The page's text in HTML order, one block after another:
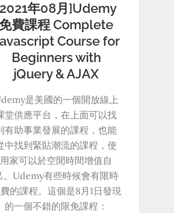
年08月]Udemy
費課程 Complete
Course for
Beginners with
jQuery & AJAX
是美國的一個開放線上
堂供應平台，在上面可以找
有助事業發展的課程，也能
中找到緊貼潮流的課程，使
用家可以於空閒時間增值自
。Udemy有些時候會有限時
的課程。這個是8月1日發現
的一個不錯的限免課程：